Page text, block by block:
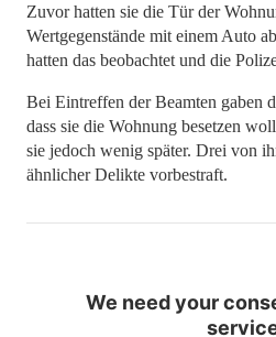
Zuvor hatten sie die Tür der
Wertgegenstände mit einem Auto
hatten das beobachtet und die
Bei Eintreffen der Beamten gaben
dass sie die Wohnung besetzen
sie jedoch wenig später. Drei von
ähnlicher Delikte vorbestraft.
We need your